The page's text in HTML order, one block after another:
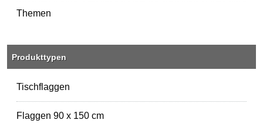
Themen
Produkttypen
Tischflaggen
Flaggen 90 x 150 cm